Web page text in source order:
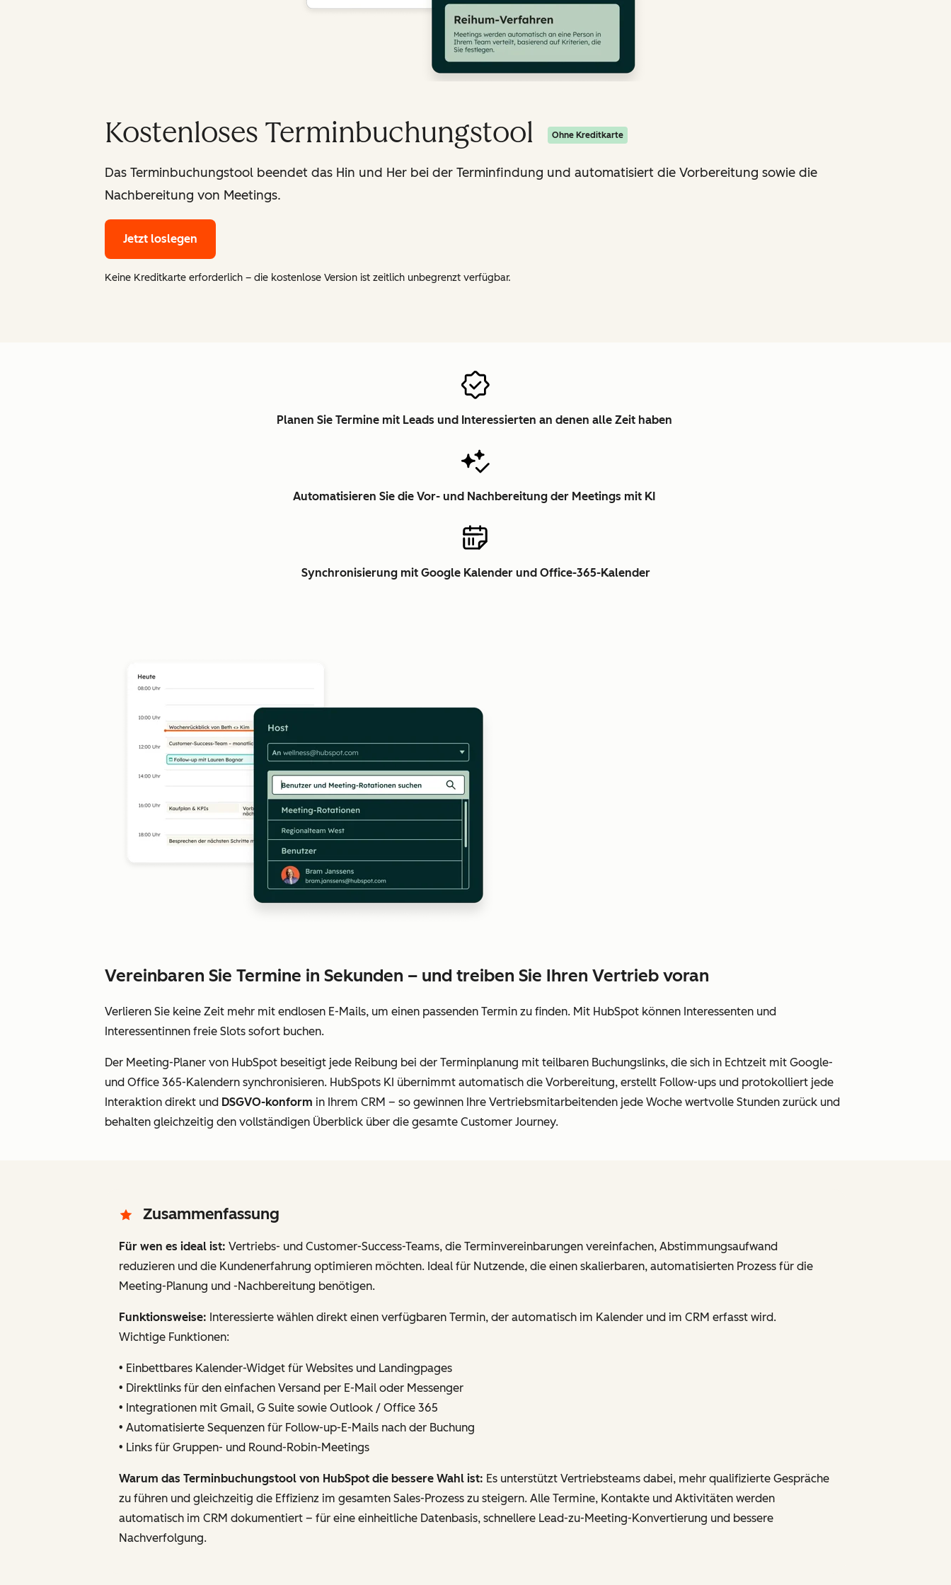
Kostenloses Terminbuchungstool Ohne Kreditkarte
Das Terminbuchungstool beendet das Hin und Her bei der Terminfindung und automatisiert die Vorbereitung sowie die
Nachbereitung von Meetings.
Jetzt loslegen
Keine Kreditkarte erforderlich – die kostenlose Version ist zeitlich unbegrenzt verfügbar.
Planen Sie Termine mit Leads und Interessierten an denen alle Zeit haben
Automatisieren Sie die Vor- und Nachbereitung der Meetings mit KI
Synchronisierung mit Google Kalender und Office-365-Kalender
Vereinbaren Sie Termine in Sekunden – und treiben Sie Ihren Vertrieb voran
Verlieren Sie keine Zeit mehr mit endlosen E-Mails, um einen passenden Termin zu finden. Mit HubSpot können Interessenten und
Interessentinnen freie Slots sofort buchen.
Der Meeting-Planer von HubSpot beseitigt jede Reibung bei der Terminplanung mit teilbaren Buchungslinks, die sich in Echtzeit mit Google-
und Office 365-Kalendern synchronisieren. HubSpots KI übernimmt automatisch die Vorbereitung, erstellt Follow-ups und protokolliert jede
Interaktion direkt und DSGVO-konform in Ihrem CRM – so gewinnen Ihre Vertriebsmitarbeitenden jede Woche wertvolle Stunden zurück und
behalten gleichzeitig den vollständigen Überblick über die gesamte Customer Journey.
Zusammenfassung
Für wen es ideal ist: Vertriebs- und Customer-Success-Teams, die Terminvereinbarungen vereinfachen, Abstimmungsaufwand
reduzieren und die Kundenerfahrung optimieren möchten. Ideal für Nutzende, die einen skalierbaren, automatisierten Prozess für die
Meeting-Planung und -Nachbereitung benötigen.
Funktionsweise: Interessierte wählen direkt einen verfügbaren Termin, der automatisch im Kalender und im CRM erfasst wird.
Wichtige Funktionen:
• Einbettbares Kalender-Widget für Websites und Landingpages
• Direktlinks für den einfachen Versand per E-Mail oder Messenger
• Integrationen mit Gmail, G Suite sowie Outlook / Office 365
• Automatisierte Sequenzen für Follow-up-E-Mails nach der Buchung
• Links für Gruppen- und Round-Robin-Meetings
Warum das Terminbuchungstool von HubSpot die bessere Wahl ist: Es unterstützt Vertriebsteams dabei, mehr qualifizierte Gespräche
zu führen und gleichzeitig die Effizienz im gesamten Sales-Prozess zu steigern. Alle Termine, Kontakte und Aktivitäten werden
automatisch im CRM dokumentiert – für eine einheitliche Datenbasis, schnellere Lead-zu-Meeting-Konvertierung und bessere
Nachverfolgung.